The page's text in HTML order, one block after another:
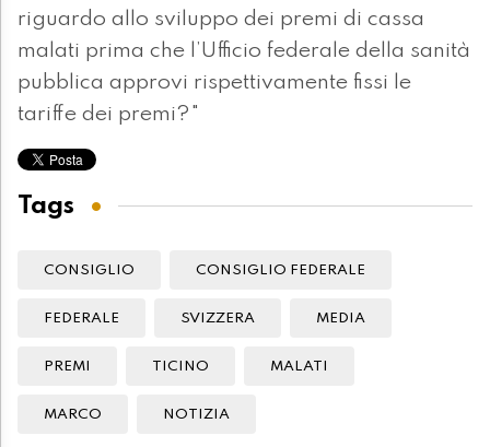
riguardo allo sviluppo dei premi di cassa
malati prima che l’Ufficio federale della sanità
pubblica approvi rispettivamente fissi le
tariffe dei premi?"
Tags
CONSIGLIO CONSIGLIO FEDERALE
FEDERALE SVIZZERA MEDIA
PREMI TICINO MALATI
MARCO NOTIZIA